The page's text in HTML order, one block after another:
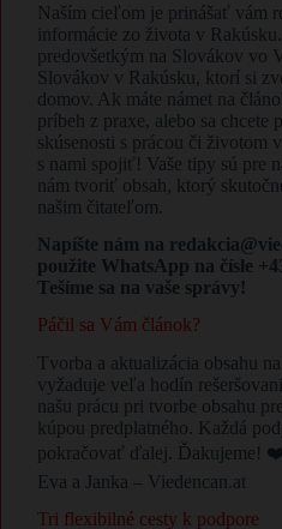
Naším cieľom je prinášať vám
informácie zo života v
predovšetkým na Slovákov vo
Slovákov v Rakúsku, ktorí si
domov. Ak máte námet na
príbeh z praxe, alebo sa chcete
skúsenosti s prácou či životom
s nami spojiť! Vaše tipy sú pre
nám tvoriť obsah, ktorý
našim čitateľom.
Napíšte nám na
použite WhatsApp na čísle
Tešíme sa na vaše správy!
Páčil sa Vám článok?
Tvorba a aktualizácia obsahu
vyžaduje veľa hodín
našu prácu pri tvorbe obsahu
kúpou predplatného. Každá
pokračovať ďalej. Ďakujeme!
Eva a Janka – Viedencan.at
Tri flexibilné cesty k podpore